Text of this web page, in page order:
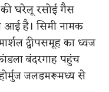
की घरेलू रसोई गैस
आई है। सिमी नामक
द्वीपसमूह का ध्वज
बंदरगाह पहुंच
जलडमरूमध्य से